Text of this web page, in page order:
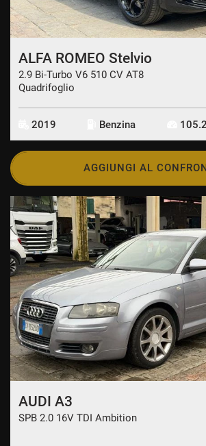
CONTATTI
CONTATTI
ALFA ROMEO Stelvio
2.9 Bi-Turbo V6 510 CV AT8
Quadrifoglio
2019 Benzina
AGGIUNGI AL
AUDI A3
SPB 2.0 16V TDI Ambition